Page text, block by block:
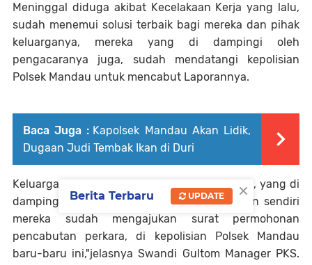
Meninggal diduga akibat Kecelakaan Kerja yang lalu,
sudah menemui solusi terbaik bagi mereka dan pihak
keluarganya, mereka yang di dampingi oleh
pengacaranya juga, sudah mendatangi kepolisian
Polsek Mandau untuk mencabut Laporannya.
Baca Juga : Kapolsek Mandau Akan Lidik,
Dugaan Judi Tembak Ikan di Duri
Keluarga dari rekan kerja kita beserta Istrinya, yang di
dampingi oleh pengacaranya, atas kesadaran sendiri
mereka sudah mengajukan surat permohonan
pencabutan perkara, di kepolisian Polsek Mandau
baru-baru ini,"jelasnya Swandi Gultom Manager PKS.
×
Berita Terbaru UPDATE